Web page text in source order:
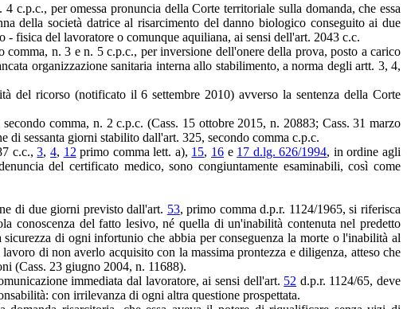
per omessa pronuncia della Corte territoriale sulla domanda, che essa
della società datrice al risarcimento del danno biologico conseguito ai due
fisica del lavoratore o comunque aquiliana, ai sensi dell'art. 2043 c.c.
n. 3 e n. 5 c.p.c., per inversione dell'onere della prova, posto a carico
organizzazione sanitaria interna allo stabilimento, a norma degli artt. 3, 4,
del ricorso (notificato il 6 settembre 2010) avverso la sentenza della Corte
comma, n. 2 c.p.c. (Cass. 15 ottobre 2015, n. 20883; Cass. 31 marzo
di sessanta giorni stabilito dall'art. 325, secondo comma c.p.c.
c.c.,3, 4, 12 primo comma lett. a), 15, 16 e 17 d.lg. 626/1994, in ordine agli
del certificato medico, sono congiuntamente esaminabili, così come
di due giorni previsto dall'art. 53, primo comma d.p.r. 1124/1965, si riferisca
conoscenza del fatto lesivo, né quella di un'inabilità contenuta nel predetto
di ogni infortunio che abbia per conseguenza la morte o l'inabilità al
di non averlo acquisito con la massima prontezza e diligenza, atteso che
(Cass. 23 giugno 2004, n. 11688).
immediata dal lavoratore, ai sensi dell'art. 52 d.p.r. 1124/65, deve
con irrilevanza di ogni altra questione prospettata.